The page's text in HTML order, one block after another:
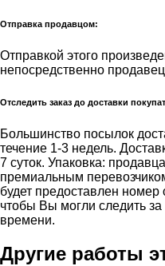
Отправка продавцом:
Отправкой этого
непосредственно
Отследить заказ до доставки
Большинство посылок
течение 1-3 недель.
7 суток. Упаковка:
премиальным
будет предоставлен
чтобы Вы могли следить
времени.
Другие работы